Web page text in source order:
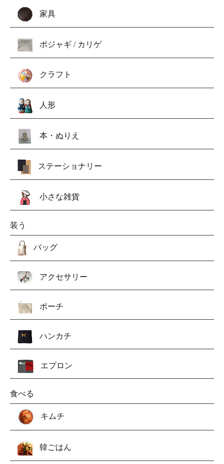
家具
ポジャギ / カリゲ
クラフト
人形
本・ぬりえ
ステーショナリー
小さな雑貨
装う
バッグ
アクセサリー
ポーチ
ハンカチ
エプロン
食べる
キムチ
韓ごはん